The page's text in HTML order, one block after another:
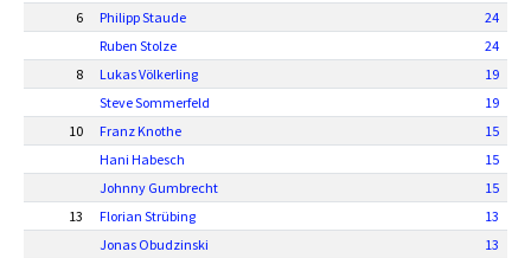
6
Philipp Staude
24
Ruben Stolze
24
8
Lukas Völkerling
19
Steve Sommerfeld
19
10
Franz Knothe
15
Hani Habesch
15
Johnny Gumbrecht
15
13
Florian Strübing
13
Jonas Obudzinski
13